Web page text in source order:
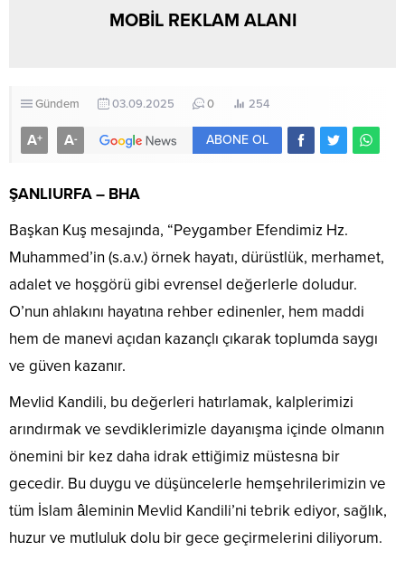
MOBİL REKLAM ALANI
Gündem 03.09.2025 0 254
A+ A- ABONE OL
ŞANLIURFA – BHA
Başkan Kuş mesajında, “Peygamber Efendimiz Hz.
Muhammed’in (s.a.v.) örnek hayatı, dürüstlük, merhamet,
adalet ve hoşgörü gibi evrensel değerlerle doludur.
O’nun ahlakını hayatına rehber edinenler, hem maddi
hem de manevi açıdan kazançlı çıkarak toplumda saygı
ve güven kazanır.
Mevlid Kandili, bu değerleri hatırlamak, kalplerimizi
arındırmak ve sevdiklerimizle dayanışma içinde olmanın
önemini bir kez daha idrak ettiğimiz müstesna bir
gecedir. Bu duygu ve düşüncelerle hemşehrilerimizin ve
tüm İslam âleminin Mevlid Kandili’ni tebrik ediyor, sağlık,
huzur ve mutluluk dolu bir gece geçirmelerini diliyorum.